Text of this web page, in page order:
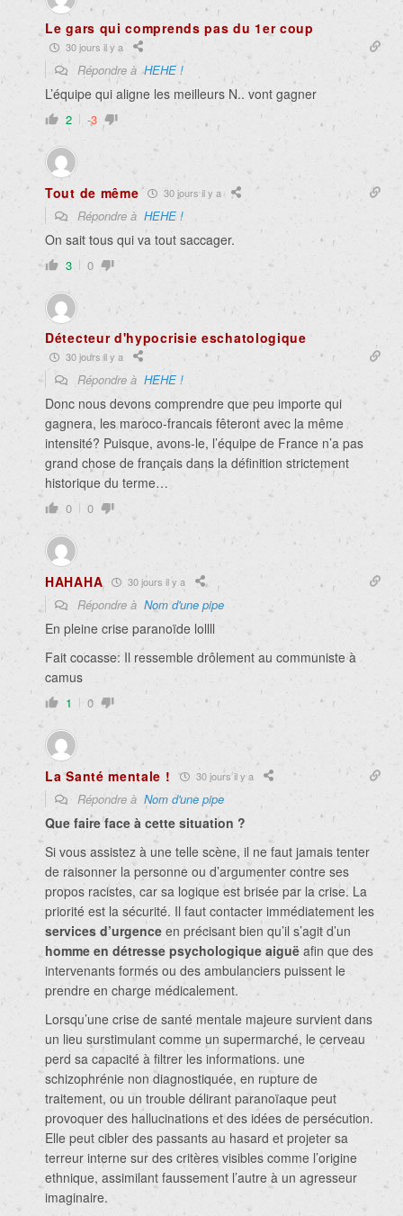
Le gars qui comprends pas du 1er coup
30 jours il y a
Répondre àHEHE !
L’équipe qui aligne les meilleurs N.. vont gagner
2 -3
Tout de même 30 jours il y a
Répondre à HEHE !
On sait tous qui va tout saccager.
3 0
Détecteur d'hypocrisie eschatologique
30 jours il y a
Répondre à HEHE !
Donc nous devons comprendre que peu importe qui
gagnera, les maroco-francais fêteront avec la même
intensité? Puisque, avons-le, l’équipe de France n’a pas
grand chose de français dans la définition strictement
historique du terme…
0 0
HAHAHA 30 jours il y a
Répondre à Nom d'une pipe
En pleine crise paranoïde lollll
Fait cocasse: Il ressemble drôlement au communiste à
camus
1 0
La Santé mentale ! 30 jours il y a
Répondre à Nom d'une pipe
Que faire face à cette situation ?
Si vous assistez à une telle scène, il ne faut jamais tenter
de raisonner la personne ou d’argumenter contre ses
propos racistes, car sa logique est brisée par la crise. La
priorité est la sécurité. Il faut contacter immédiatement les
services d’urgence en précisant bien qu’il s’agit d’un
homme en détresse psychologique aiguë afin que des
intervenants formés ou des ambulanciers puissent le
prendre en charge médicalement.
Lorsqu’une crise de santé mentale majeure survient dans
un lieu surstimulant comme un supermarché, le cerveau
perd sa capacité à filtrer les informations. une
schizophrénie non diagnostiquée, en rupture de
traitement, ou un trouble délirant paranoïaque peut
provoquer des hallucinations et des idées de persécution.
Elle peut cibler des passants au hasard et projeter sa
terreur interne sur des critères visibles comme l’origine
ethnique, assimilant faussement l’autre à un agresseur
imaginaire.